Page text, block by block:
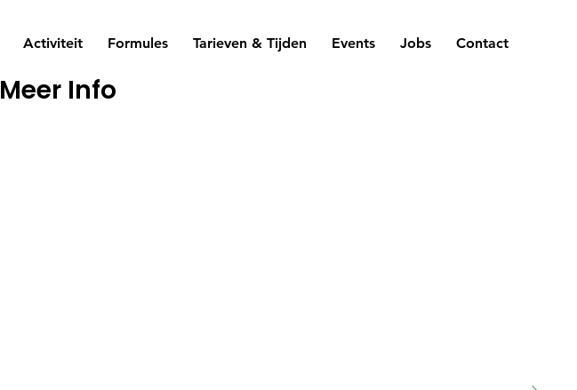
Meer Info
Activiteit Formules Tarieven & Tijden Events Jobs Contact